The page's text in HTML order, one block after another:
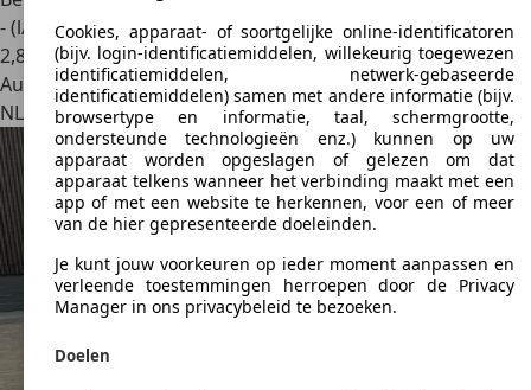
- (l/100 km)
2,8
Autobedrijf
NL 3771 AGBarneveld
Cookies, apparaat- of soortgelijke online-identificatoren
(bijv. login-identificatiemiddelen, willekeurig toegewezen
identificatiemiddelen, netwerk-gebaseerde
identificatiemiddelen) samen met andere informatie (bijv.
browsertype en informatie, taal, schermgrootte,
ondersteunde technologieën enz.) kunnen op uw
apparaat worden opgeslagen of gelezen om dat
apparaat telkens wanneer het verbinding maakt met een
app of met een website te herkennen, voor een of meer
van de hier gepresenteerde doeleinden.
Je kunt jouw voorkeuren op ieder moment aanpassen en
verleende toestemmingen herroepen door de Privacy
Manager in ons privacybeleid te bezoeken.
Doelen